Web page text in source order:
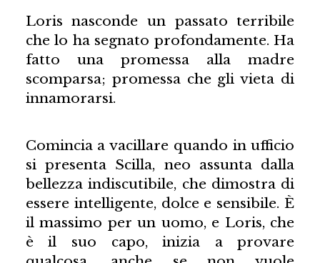
Loris nasconde un passato terribile
che lo ha segnato profondamente. Ha
fatto una promessa alla madre
scomparsa; promessa che gli vieta di
innamorarsi.
Comincia a vacillare quando in ufficio
si presenta Scilla, neo assunta dalla
bellezza indiscutibile, che dimostra di
essere intelligente, dolce e sensibile. È
il massimo per un uomo, e Loris, che
è il suo capo, inizia a provare